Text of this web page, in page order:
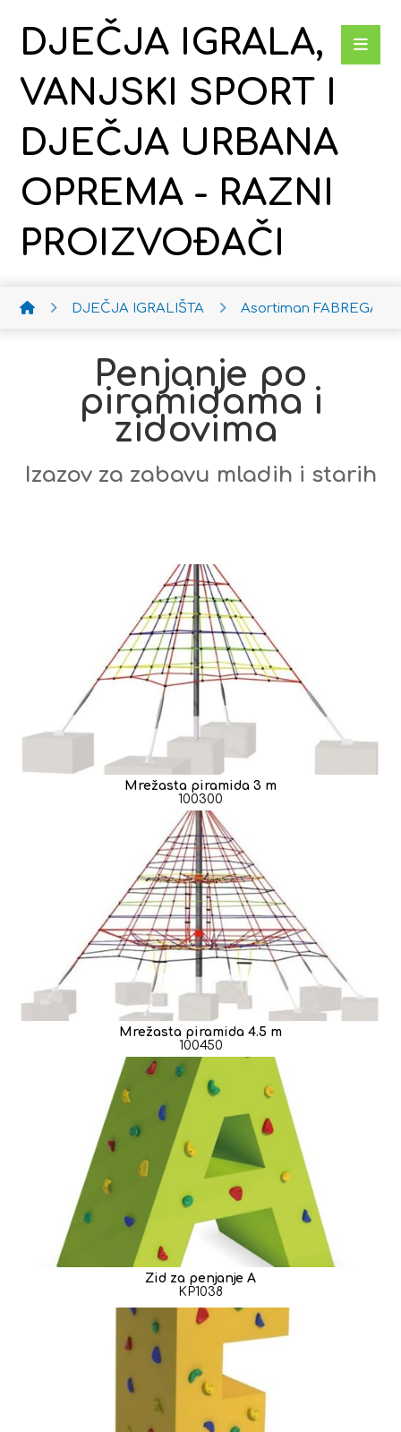
DJEČJA IGRALA,
VANJSKI SPORT I
DJEČJA URBANA
OPREMA - RAZNI
PROIZVOĐAČI
DJEČJA IGRALIŠTA Asortiman FABREGAS
Penjanje po
piramidama i
zidovima
Izazov za zabavu mladih i starih
Mrežasta piramida 3 m
100300
Mrežasta piramida 4.5 m
100450
Zid za penjanje A
KP1038